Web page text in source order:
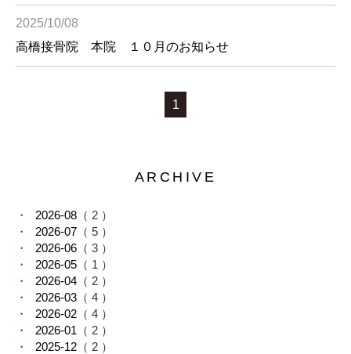
2025/10/08
高橋接骨院 本院 １０月のお知らせ
1
ARCHIVE
2026-08 （ 2 ）
2026-07 （ 5 ）
2026-06 （ 3 ）
2026-05 （ 1 ）
2026-04 （ 2 ）
2026-03 （ 4 ）
2026-02 （ 4 ）
2026-01 （ 2 ）
2025-12 （ 2 ）